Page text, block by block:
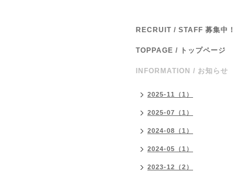
RECRUIT / STAFF 募集中！
TOPPAGE / トップページ
INFORMATION / お知らせ
2025-11（1）
2025-07（1）
2024-08（1）
2024-05（1）
2023-12（2）